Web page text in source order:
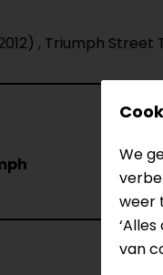
, Triumph Street
We
weer
van